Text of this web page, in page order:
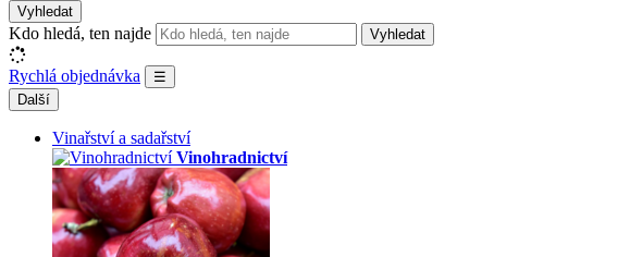
Vyhledat
Kdo hledá, ten najde Vyhledat
Rychlá objednávka
☰
Další
Vinařství a sadařství
Vinohradnictví